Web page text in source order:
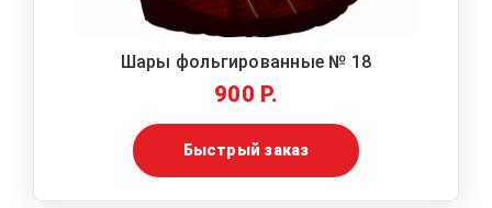
Шары фольгированные № 18
900 Р.
Быстрый заказ